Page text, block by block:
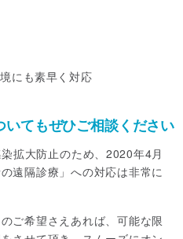
にも素早く対応
てもぜひご相談ください
拡大防止のため、2020年4月
遠隔診療」への対応は非常に
ご希望さえあれば、可能な限